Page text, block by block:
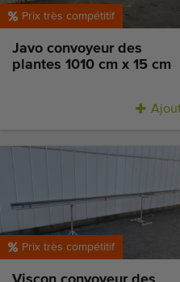
Prix très compétitif
Javo convoyeur des
plantes 1010 cm x 15 cm
Prix très compétitif